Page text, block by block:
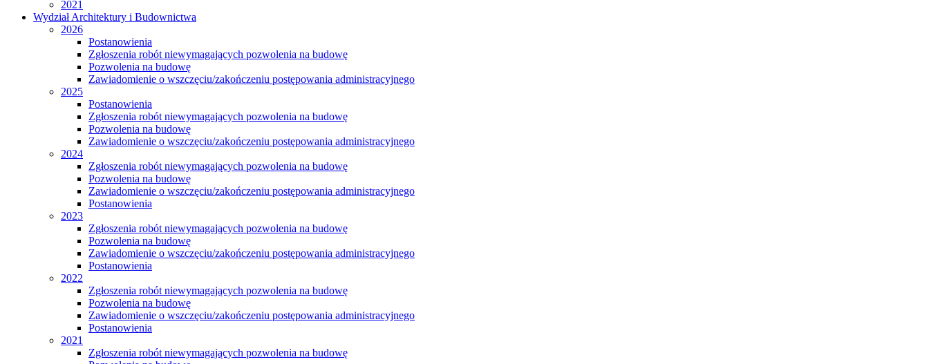
2021
Wydział Architektury i Budownictwa
2026
Postanowienia
Zgłoszenia robót niewymagających pozwolenia na budowę
Pozwolenia na budowę
Zawiadomienie o wszczęciu/zakończeniu postępowania administracyjnego
2025
Postanowienia
Zgłoszenia robót niewymagających pozwolenia na budowę
Pozwolenia na budowę
Zawiadomienie o wszczęciu/zakończeniu postępowania administracyjnego
2024
Zgłoszenia robót niewymagających pozwolenia na budowę
Pozwolenia na budowę
Zawiadomienie o wszczęciu/zakończeniu postępowania administracyjnego
Postanowienia
2023
Zgłoszenia robót niewymagających pozwolenia na budowę
Pozwolenia na budowę
Zawiadomienie o wszczęciu/zakończeniu postępowania administracyjnego
Postanowienia
2022
Zgłoszenia robót niewymagających pozwolenia na budowę
Pozwolenia na budowę
Zawiadomienie o wszczęciu/zakończeniu postępowania administracyjnego
Postanowienia
2021
Zgłoszenia robót niewymagających pozwolenia na budowę